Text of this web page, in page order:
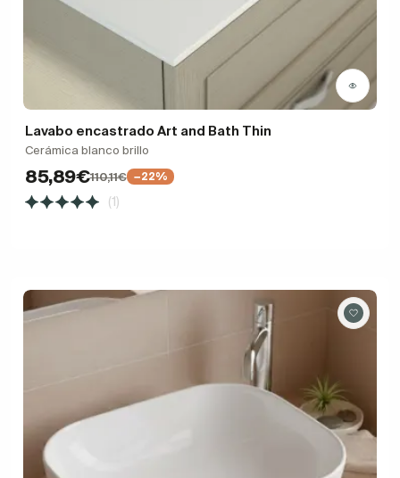
Lavabo encastrado Art and Bath Thin
Cerámica blanco brillo
85,89€110,11€ −22%
(1)